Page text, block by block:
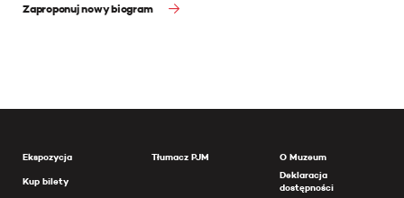
Zaproponuj nowy biogram
Ekspozycja
Kup bilety
Tłumacz PJM
O Muzeum
Deklaracja
dostępności